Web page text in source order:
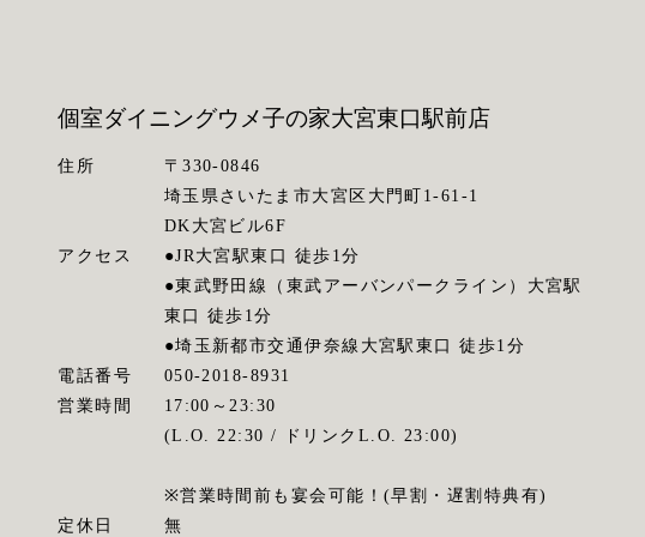
個室ダイニングウメ子の家大宮東口駅前店
住所
〒330-0846
埼玉県さいたま市大宮区大門町1-61-1
DK大宮ビル6F
アクセス
●JR大宮駅東口 徒歩1分
●東武野田線（東武アーバンパークライン）大宮駅
東口 徒歩1分
●埼玉新都市交通伊奈線大宮駅東口 徒歩1分
電話番号
050-2018-8931
営業時間
17:00～23:30
(L.O. 22:30 / ドリンクL.O. 23:00)
※営業時間前も宴会可能！(早割・遅割特典有)
定休日
無